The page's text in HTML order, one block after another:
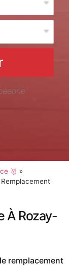
🥇 »
Remplacement
À Rozay-
remplacement